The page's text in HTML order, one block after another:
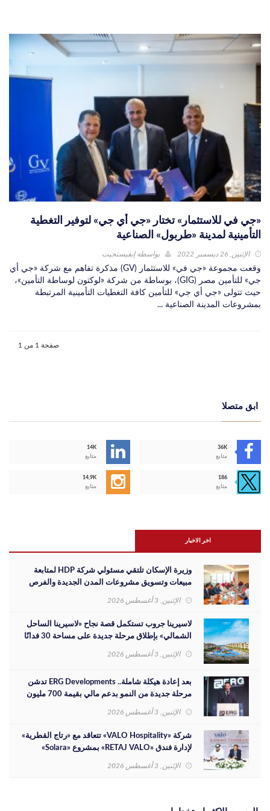
«جي في للاستثمار» تختار «جي أي جي» لتوفير التغطية
التأمينية لمدينة «طربول» الصناعية
الإثنين, 26 ديسمبر 2022 بواسطةإنفيستجيت
وقعت مجموعة «جي في» للاستثمار (GV) مذكرة تفاهم مع شركة «جي أي
جي» للتأمين مصر (GIG)، بوساطة من شركة «لوكتون لوساطة التأمين»،
حيث تتولى «جي أي جي» للتأمين كافة التغطيات التأمينية المرتبطة
بمشروعات المدينة الصناعية ...
صفحة 1 من 1
ابق متصلا
14K
متابع
36K
متابع
14,9K
متابع
186
متابع
اخر الاخبار
وزيرة الإسكان تلتقي مسئولي شركة HDP لمتابعة
مبيعات وتسويق مشروعات المدن الجديدة والفرص
الإثنين, 3 أغسطس 2026
لاسيرينا جروب تستكمل قصة نجاح «لاسيرينا الساحل
الشمالي» بإطلاق مرحلة جديدة على مساحة 30 فدانًا
الإثنين, 3 أغسطس 2026
بعد إعادة هيكلة شاملة.. ERG Developments تدشن
مرحلة جديدة من النمو بدعم مالي بقيمة 700 مليون
الإثنين, 3 أغسطس 2026
شركة «VALO Hospitality» تتعاقد مع «رتاج القطرية»
لإدارة فندق «RETAJ VALO» بمشروع «Solara»
الإثنين, 3 أغسطس 2026